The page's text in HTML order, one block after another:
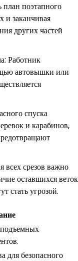
план поэтапного
и заканчивая
других частей
Работник
автовышки или
спуска
и карабинов,
всех срезов важно
оставшихся веток
стать угрозой.
для безопасного